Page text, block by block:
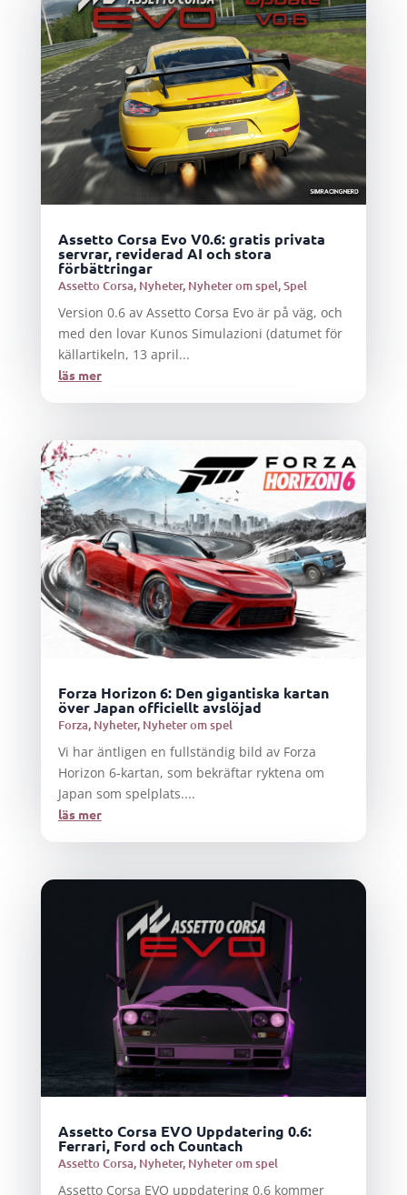
Assetto Corsa Evo V0.6: gratis privata
servrar, reviderad AI och stora
förbättringar
Assetto Corsa, Nyheter, Nyheter om spel,Spel
Version 0.6 av Assetto Corsa Evo är på väg, och
med den lovar Kunos Simulazioni (datumet för
källartikeln, 13 april...
läs mer
Forza Horizon 6: Den gigantiska kartan
över Japan officiellt avslöjad
Forza, Nyheter, Nyheter om spel
Vi har äntligen en fullständig bild av Forza
Horizon 6-kartan, som bekräftar ryktena om
Japan som spelplats....
läs mer
Assetto Corsa EVO Uppdatering 0.6:
Ferrari, Ford och Countach
Assetto Corsa, Nyheter, Nyheter om spel
Assetto Corsa EVO uppdatering 0.6 kommer